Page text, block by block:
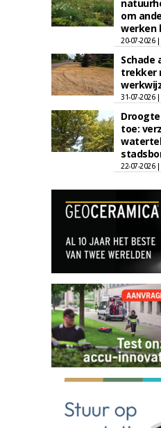
om
werken
20-07-2026 |
Schade
trekker
31-07-2026 |
toe:
22-07-2026 |